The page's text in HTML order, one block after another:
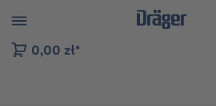
do nawigacji na platformie B2B
0,00 zł*